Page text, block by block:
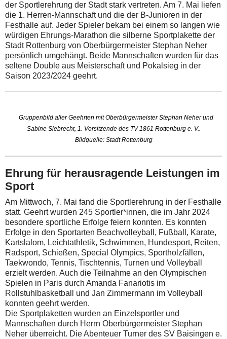
der Sportlerehrung der Stadt stark vertreten. Am 7. Mai liefen
die 1. Herren-Mannschaft und die der B-Junioren in der
Festhalle auf. Jeder Spieler bekam bei einem so langen wie
würdigen Ehrungs-Marathon die silberne Sportplakette der
Stadt Rottenburg von Oberbürgermeister Stephan Neher
persönlich umgehängt. Beide Mannschaften wurden für das
seltene Double aus Meisterschaft und Pokalsieg in der
Saison 2023/2024 geehrt.
Gruppenbild aller Geehrten mit Oberbürgermeister Stephan Neher und
Sabine Siebrecht, 1. Vorsitzende des TV 1861 Rottenburg e. V..
Bildquelle: Stadt Rottenburg
Ehrung für herausragende Leistungen im
Sport
Am Mittwoch, 7. Mai fand die Sportlerehrung in der Festhalle
statt. Geehrt wurden 245 Sportler*innen, die im Jahr 2024
besondere sportliche Erfolge feiern konnten. Es konnten
Erfolge in den Sportarten Beachvolleyball, Fußball, Karate,
Kartslalom, Leichtathletik, Schwimmen, Hundesport, Reiten,
Radsport, Schießen, Special Olympics, Sportholzfällen,
Taekwondo, Tennis, Tischtennis, Turnen und Volleyball
erzielt werden. Auch die Teilnahme an den Olympischen
Spielen in Paris durch Amanda Fanariotis im
Rollstuhlbasketball und Jan Zimmermann im Volleyball
konnten geehrt werden.
Die Sportplaketten wurden an Einzelsportler und
Mannschaften durch Herrn Oberbürgermeister Stephan
Neher überreicht. Die Abenteuer Turner des SV Baisingen e.